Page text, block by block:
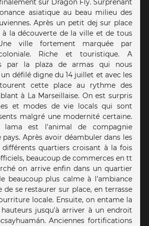
sur Dragon Fly. Surprenant
asiatique au beau milieu des
Après un petit dej sur place
la découverte de la ville et de tous
ville fortement marquée par
Riche et touristique. A
par la plaza de armas qui nous
défilé digne du 14 juillet et avec les
cette place au rythme des
à La Marseillaise. On est surpris
et modes de vie locals qui sont
malgré une modernité certaine.
est l'animal de compagnie
Après avoir déambuler dans les
différents quartiers croisant à la fois
beaucoup de commerces en tt
on arrive enfin dans un quartier
beaucoup plus calme à l'ambiance
de se restaurer sur place, en terrasse
locale. Ensuite, on entame la
jusqu'à arriver à un endroit
Anciennes fortifications